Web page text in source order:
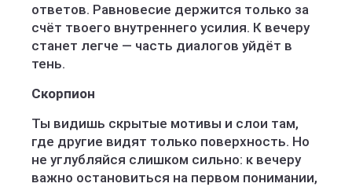
ответов. Равновесие держится только за
счёт твоего внутреннего усилия. К вечеру
станет легче — часть диалогов уйдёт в
тень.
Скорпион
Ты видишь скрытые мотивы и слои там,
где другие видят только поверхность. Но
не углубляйся слишком сильно: к вечеру
важно остановиться на первом понимании,